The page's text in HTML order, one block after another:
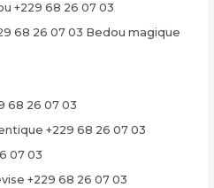
+229 68 26 07 03
68 26 07 03 Bedou magique
68 26 07 03
+229 68 26 07 03
07 03
+229 68 26 07 03